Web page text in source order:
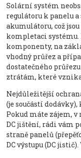
Solární systém
regulátoru k panelu
akumulátoru, což
kompletaci systému.
komponenty, na
vhodný průřez a
dostatečného
ztrátám, které
Nejdůležitější
(je součástí
Pokud máte zájem,
DC jištění, rádi vám
straně panelů
DC výstupu (DC